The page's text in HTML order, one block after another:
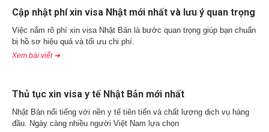
Cập nhật phí xin visa Nhật mới nhất và lưu ý quan trọng
Việc nắm rõ phí xin visa Nhật Bản là bước quan trọng giúp bạn chuẩn
bị hồ sơ hiệu quả và tối ưu chi phí.
Xem bài viết ➜
Thủ tục xin visa y tế Nhật Bản mới nhất
Nhật Bản nổi tiếng với nền y tế tiên tiến và chất lượng dịch vụ hàng
đầu. Ngày càng nhiều người Việt Nam lựa chọn